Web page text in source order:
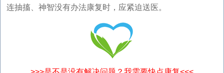
连抽搐、神智没有办法康复时，应紧迫送医。